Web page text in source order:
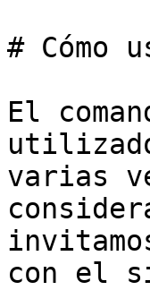
# Cómo
El
varias
con el